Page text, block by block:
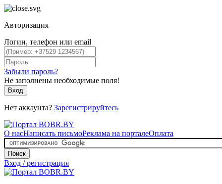
Авторизация
Логин, телефон или email
Забыли пароль?
Не заполнены необходимые поля!
Вход
Нет аккаунта? Зарегистрируйтесь
О насНаписать письмоРеклама на порталеОплата
Поиск
Вход / регистрация